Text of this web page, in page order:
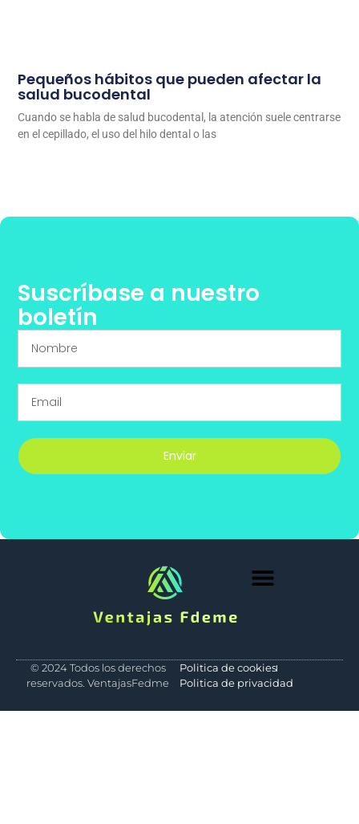
Pequeños hábitos que pueden afectar la
salud bucodental
Cuando se habla de salud bucodental, la atención suele centrarse
en el cepillado, el uso del hilo dental o las
Suscríbase a nuestro
boletín
Enviar
© 2024 Todos los derechos
reservados. VentajasFedme
Politica de cookies
Politica de privacidad